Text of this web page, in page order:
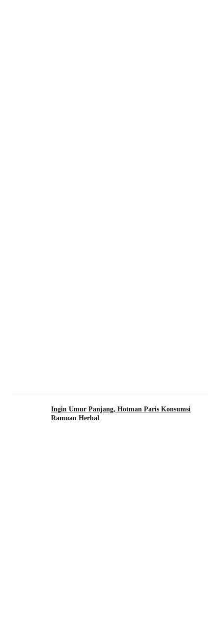
Ingin Umur Panjang, Hotman Paris Konsumsi
Ramuan Herbal